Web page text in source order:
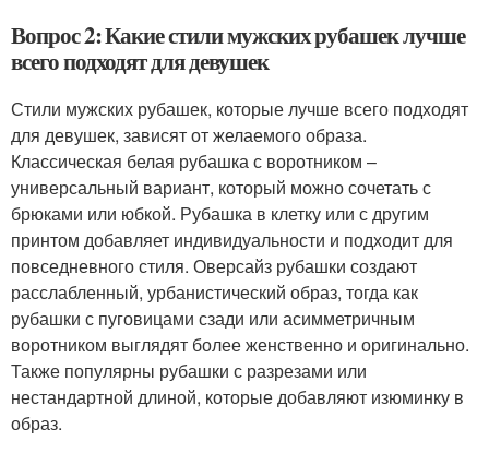
Вопрос 2: Какие стили мужских рубашек лучше
всего подходят для девушек
Стили мужских рубашек, которые лучше всего подходят
для девушек, зависят от желаемого образа.
Классическая белая рубашка с воротником –
универсальный вариант, который можно сочетать с
брюками или юбкой. Рубашка в клетку или с другим
принтом добавляет индивидуальности и подходит для
повседневного стиля. Оверсайз рубашки создают
расслабленный, урбанистический образ, тогда как
рубашки с пуговицами сзади или асимметричным
воротником выглядят более женственно и оригинально.
Также популярны рубашки с разрезами или
нестандартной длиной, которые добавляют изюминку в
образ.